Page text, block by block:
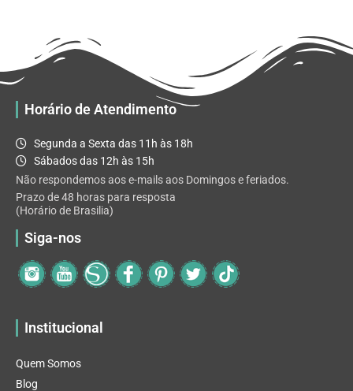
Horário de Atendimento
Segunda a Sexta das 11h às 18h
Sábados das 12h às 15h
Não respondemos aos e-mails aos Domingos e feriados.
Prazo de 48 horas para resposta
(Horário de Brasilia)
Siga-nos
Institucional
Quem Somos
Blog